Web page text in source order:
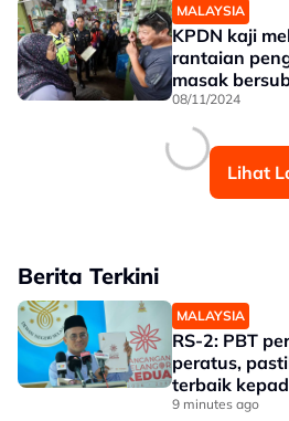
MALAYSIA
KPDN kaji
rantaian
masak
08/11/2024
Lihat
Berita Terkini
MALAYSIA
RS-2: PBT
peratus,
terbaik
9 minutes ago